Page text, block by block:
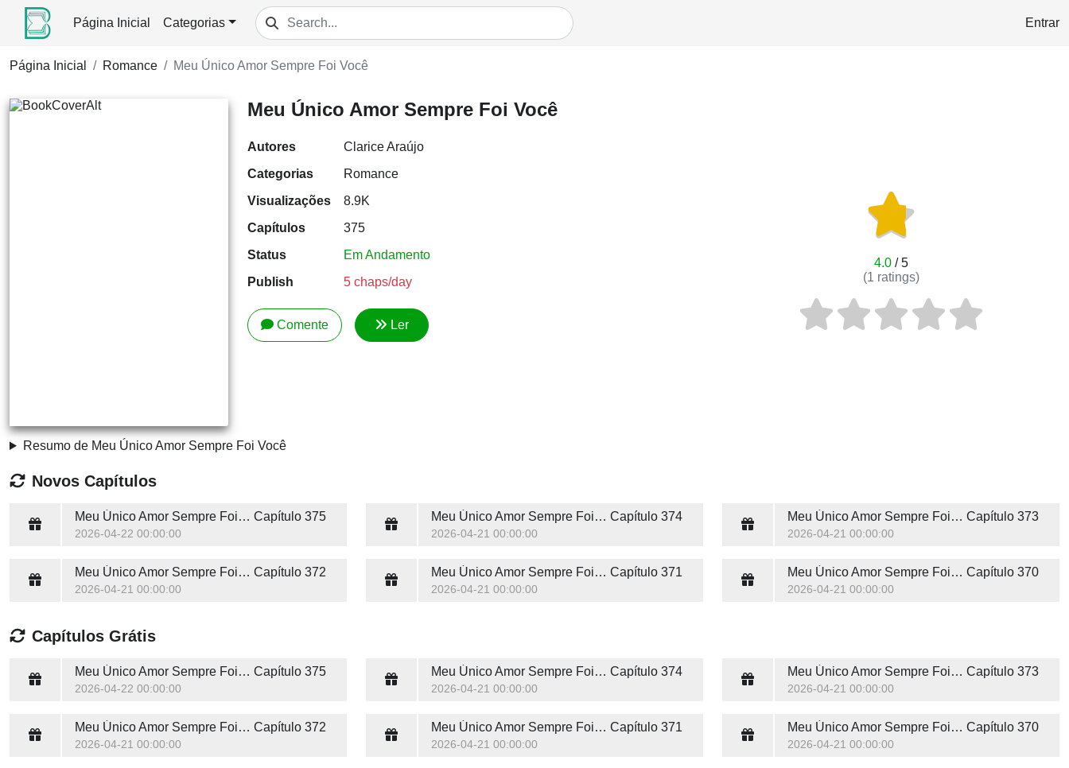
Página Inicial Categorias Entrar
Página Inicial Romance Meu Único Amor Sempre Foi Você
Meu Único Amor Sempre Foi Você
Autores
Clarice Araújo
Categorias
Romance
Visualizações
8.9K
Capítulos
375
Status
Em Andamento
Publish
5 chaps/day
Comente Ler
4.0/ 5
(1 ratings)
Resumo de Meu Único Amor Sempre Foi Você
Novos Capítulos
Meu Único Amor Sempre Foi Você Capítulo 375
2026-04-22 00:00:00
Meu Único Amor Sempre Foi Você Capítulo 374
2026-04-21 00:00:00
Meu Único Amor Sempre Foi Você Capítulo 373
2026-04-21 00:00:00
Meu Único Amor Sempre Foi Você Capítulo 372
2026-04-21 00:00:00
Meu Único Amor Sempre Foi Você Capítulo 371
2026-04-21 00:00:00
Meu Único Amor Sempre Foi Você Capítulo 370
2026-04-21 00:00:00
Capítulos Grátis
Meu Único Amor Sempre Foi Você Capítulo 375
2026-04-22 00:00:00
Meu Único Amor Sempre Foi Você Capítulo 374
2026-04-21 00:00:00
Meu Único Amor Sempre Foi Você Capítulo 373
2026-04-21 00:00:00
Meu Único Amor Sempre Foi Você Capítulo 372
2026-04-21 00:00:00
Meu Único Amor Sempre Foi Você Capítulo 371
2026-04-21 00:00:00
Meu Único Amor Sempre Foi Você Capítulo 370
2026-04-21 00:00:00